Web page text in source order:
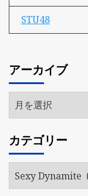
STU48
アーカイブ
ア
ー
イ
ブ
カテゴリー
テ